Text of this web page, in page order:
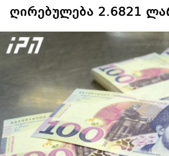
ღირებულება 2.6821